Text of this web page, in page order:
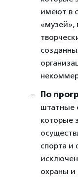
имеют в
«музей»,
По
штатные
которые
спорта и
охраны и